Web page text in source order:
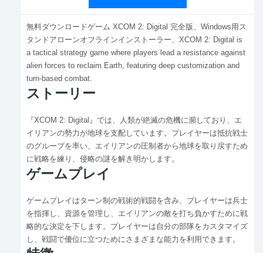
無料ダウンロードゲーム XCOM 2: Digital 完全版、Windows用ス
タンドアローンオフラインインストーラー、XCOM 2: Digital is
a tactical strategy game where players lead a resistance against
alien forces to reclaim Earth, featuring deep customization and
turn-based combat.
ストーリー
『XCOM 2: Digital』では、人類が絶滅の危機に瀕しており、エ
イリアンの勢力が地球を支配しています。プレイヤーは抵抗戦士
のグループを率い、エイリアンの圧制者から地球を取り戻すため
に戦略を練り、侵略の謎を解き明かします。
ゲームプレイ
ゲームプレイはターン制の戦術的戦闘を含み、プレイヤーは兵士
を指揮し、資源を管理し、エイリアンの敵を打ち負かすために戦
略的な決定を下します。プレイヤーは自分の部隊をカスタマイズ
し、戦闘で優位に立つためにさまざまな能力を利用できます。